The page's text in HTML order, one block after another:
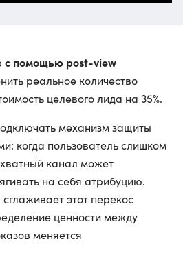
с помощью post-view
реальное количество
целевого лида на 35%.
механизм защиты
когда пользователь слишком
канал может
на себя атрибуцию.
этот перекос
ценности между
меняется